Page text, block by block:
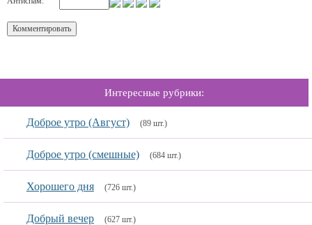
Интересные рубрики:
Доброе утро (Август) (89 шт.)
Доброе утро (смешные) (684 шт.)
Хорошего дня (726 шт.)
Добрый вечер (627 шт.)